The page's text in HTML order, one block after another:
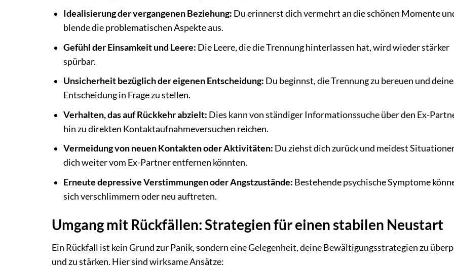
Idealisierung der vergangenen Beziehung: Du erinnerst dich vermehrt an die schönen Momente
blende die problematischen Aspekte aus.
Gefühl der Einsamkeit und Leere: Die Leere, die die Trennung hinterlassen hat, wird wieder stärker
spürbar.
Unsicherheit bezüglich der eigenen Entscheidung: Du beginnst, die Trennung zu bereuen und deine
Entscheidung in Frage zu stellen.
Verhalten, das auf Rückkehr abzielt: Dies kann von ständiger Informationssuche über den Ex-
hin zu direkten Kontaktaufnahmeversuchen reichen.
Vermeidung von neuen Kontakten oder Aktivitäten: Du ziehst dich zurück und meidest
dich weiter vom Ex-Partner entfernen könnten.
Erneute depressive Verstimmungen oder Angstzustände: Bestehende psychische Symptome
sich verschlimmern oder neu auftreten.
Umgang mit Rückfällen: Strategien für einen stabilen Neustart
Ein Rückfall ist kein Grund zur Panik, sondern eine Gelegenheit, deine Bewältigungsstrategien zu
und zu stärken. Hier sind wirksame Ansätze: